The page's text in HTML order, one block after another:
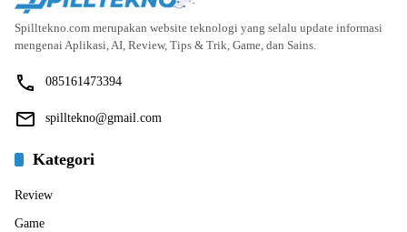
Spilltekno.com merupakan website teknologi yang selalu update informasi
mengenai Aplikasi, AI, Review, Tips & Trik, Game, dan Sains.
085161473394
spilltekno@gmail.com
Kategori
Review
Game